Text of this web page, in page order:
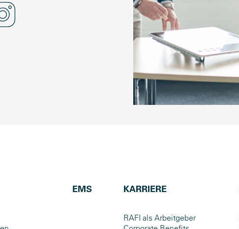
EMS KARRIERE
RAFI als Arbeitgeber